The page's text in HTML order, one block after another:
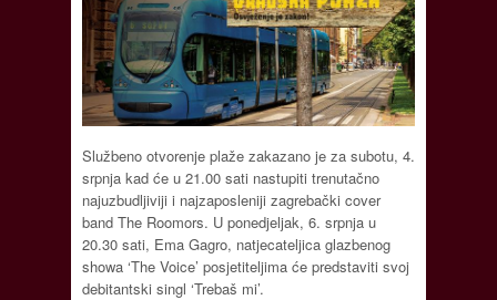
Službeno otvorenje plaže zakazano je za subotu, 4.
srpnja kad će u 21.00 sati nastupiti trenutačno
najuzbudljiviji i najzaposleniji zagrebački cover
band The Roomors. U ponedjeljak, 6. srpnja u
20.30 sati, Ema Gagro, natjecateljica glazbenog
showa ‘The Voice’ posjetiteljima će predstaviti svoj
debitantski singl ‘Trebaš mi’.